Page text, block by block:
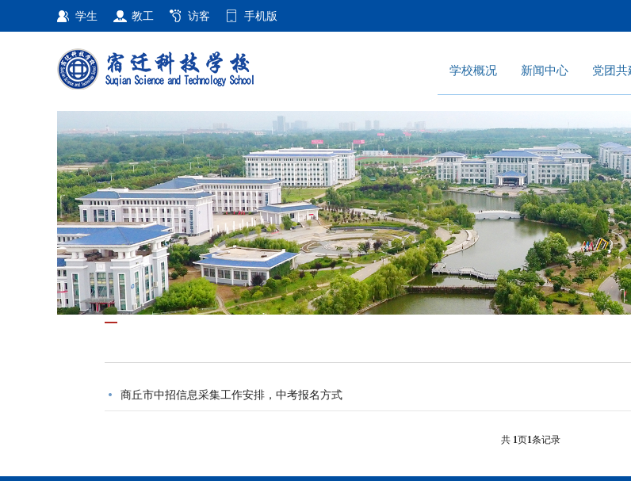
学生 教工 访客 手机版
学校概况 新闻中心 党团共
商丘市中招信息采集工作安排，中考报名方式
共 1页1条记录